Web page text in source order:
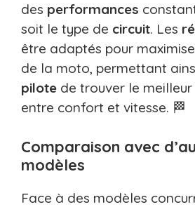
des performances
soit le type de circuit. Les
être adaptés pour
de la moto, permettant
pilote de trouver le
entre confort et vitesse. 🏁
Comparaison avec
modèles
Face à des modèles